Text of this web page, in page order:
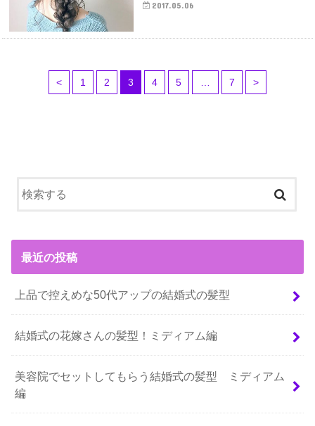
2017.05.06
< 1 2 3 4 5 … 7 >
最近の投稿
上品で控えめな50代アップの結婚式の髪型
結婚式の花嫁さんの髪型！ミディアム編
美容院でセットしてもらう結婚式の髪型 ミディアム
編